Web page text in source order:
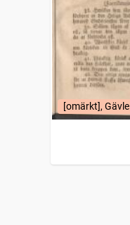
[omärkt], Gävle